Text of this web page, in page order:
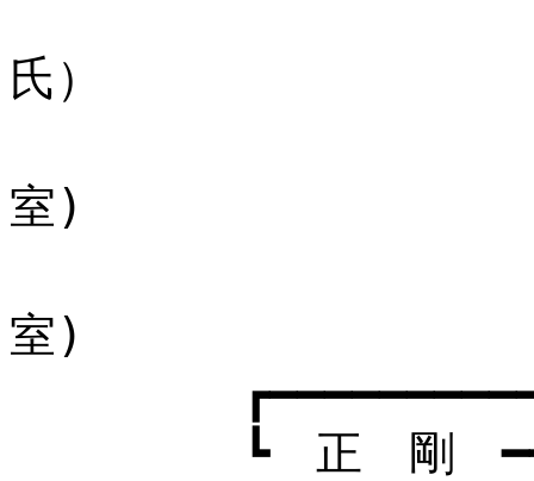
氏）
室)
室)
┗ 正 剛 ━━